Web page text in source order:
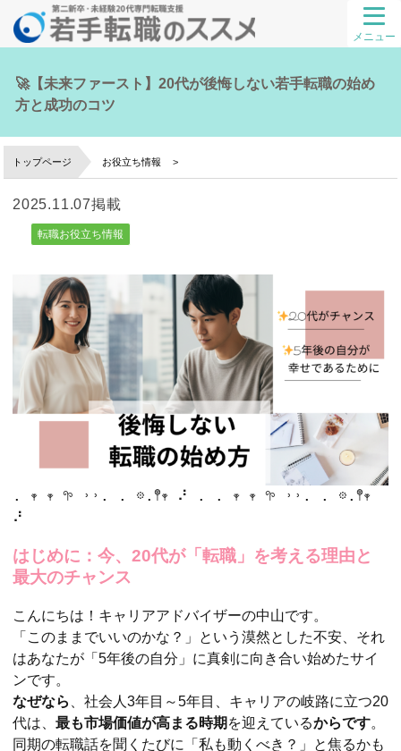
メニュー
🚀【未来ファースト】20代が後悔しない若手転職の始め
方と成功のコツ
トップページ お役立ち情報
2025.11.07掲載
転職お役立ち情報
. 𖥧 𖥧 𖧧 ˒˒. . 𖡼.𖤣𖥧 ⠜ . . 𖥧 𖥧 𖧧 ˒˒. . 𖡼.𖤣𖥧
⠜
はじめに：今、20代が「転職」を考える理由と
最大のチャンス
こんにちは！キャリアアドバイザーの中山です。
「このままでいいのかな？」という漠然とした不安、それ
はあなたが「5年後の自分」に真剣に向き合い始めたサイ
ンです。
なぜなら
、社会人3年目～5年目、キャリアの岐路に立つ20
代は、 最も市場価値が高まる時期 を迎えているからです。
同期の転職話を聞くたびに「私も動くべき？」と焦るかも